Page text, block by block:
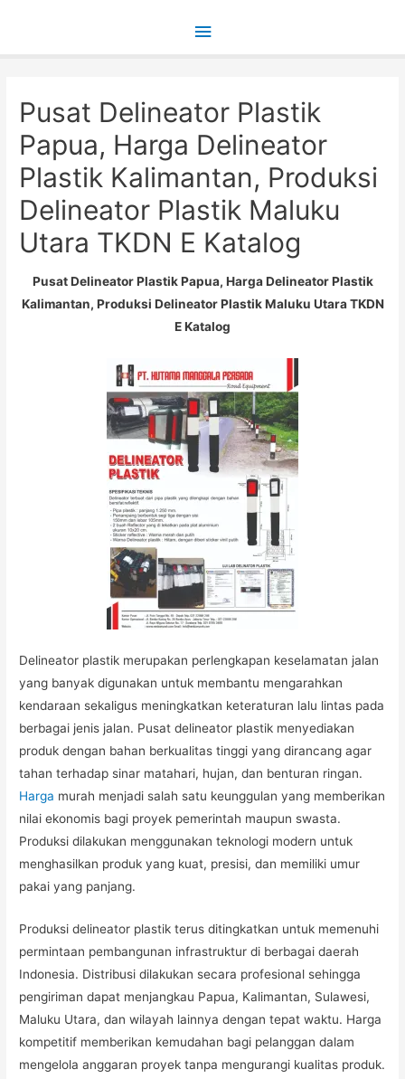
Main
Pusat Delineator Plastik
Papua, Harga Delineator
Plastik Kalimantan, Produksi
Delineator Plastik Maluku
Utara TKDN E Katalog
Pusat Delineator Plastik Papua, Harga Delineator Plastik
Kalimantan, Produksi Delineator Plastik Maluku Utara TKDN
E Katalog
Delineator plastik merupakan perlengkapan keselamatan jalan
yang banyak digunakan untuk membantu mengarahkan
kendaraan sekaligus meningkatkan keteraturan lalu lintas pada
berbagai jenis jalan. Pusat delineator plastik menyediakan
produk dengan bahan berkualitas tinggi yang dirancang agar
tahan terhadap sinar matahari, hujan, dan benturan ringan.
Harga murah menjadi salah satu keunggulan yang memberikan
nilai ekonomis bagi proyek pemerintah maupun swasta.
Produksi dilakukan menggunakan teknologi modern untuk
menghasilkan produk yang kuat, presisi, dan memiliki umur
pakai yang panjang.
Produksi delineator plastik terus ditingkatkan untuk memenuhi
permintaan pembangunan infrastruktur di berbagai daerah
Indonesia. Distribusi dilakukan secara profesional sehingga
pengiriman dapat menjangkau Papua, Kalimantan, Sulawesi,
Maluku Utara, dan wilayah lainnya dengan tepat waktu. Harga
kompetitif memberikan kemudahan bagi pelanggan dalam
mengelola anggaran proyek tanpa mengurangi kualitas produk.